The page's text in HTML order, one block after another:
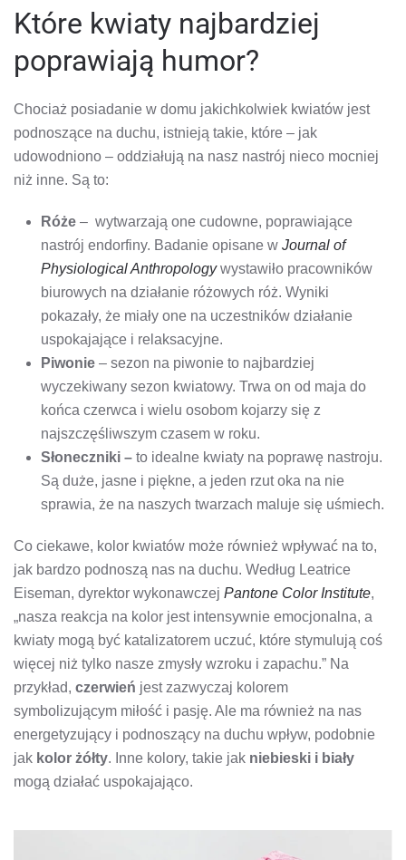
Które kwiaty najbardziej
poprawiają humor?
Chociaż posiadanie w domu jakichkolwiek kwiatów jest
podnoszące na duchu, istnieją takie, które – jak
udowodniono – oddziałują na nasz nastrój nieco mocniej
niż inne. Są to:
Róże – wytwarzają one cudowne, poprawiające
nastrój endorfiny. Badanie opisane w Journal of
Physiological Anthropologywystawiło pracowników
biurowych na działanie różowych róż. Wyniki
pokazały, że miały one na uczestników działanie
uspokajające i relaksacyjne.
Piwonie – sezon na piwonie to najbardziej
wyczekiwany sezon kwiatowy. Trwa on od maja do
końca czerwca i wielu osobom kojarzy się z
najszczęśliwszym czasem w roku.
Słoneczniki – to idealne kwiaty na poprawę nastroju.
Są duże, jasne i piękne, a jeden rzut oka na nie
sprawia, że na naszych twarzach maluje się uśmiech.
Co ciekawe, kolor kwiatów może również wpływać na to,
jak bardzo podnoszą nas na duchu. Według Leatrice
Eiseman, dyrektor wykonawczej Pantone Color Institute,
„nasza reakcja na kolor jest intensywnie emocjonalna, a
kwiaty mogą być katalizatorem uczuć, które stymulują coś
więcej niż tylko nasze zmysły wzroku i zapachu.” Na
przykład, czerwień jest zazwyczaj kolorem
symbolizującym miłość i pasję. Ale ma również na nas
energetyzujący i podnoszący na duchu wpływ, podobnie
jak kolor żółty. Inne kolory, takie jak niebieski i biały
mogą działać uspokajająco.